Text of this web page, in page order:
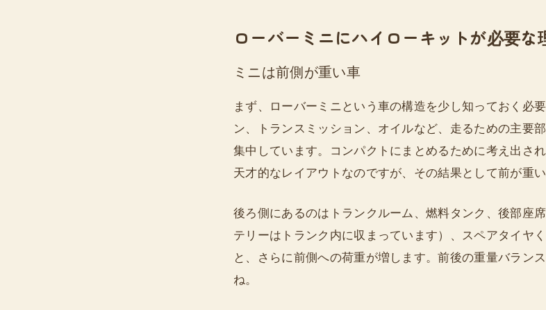
ローバーミニにハイローキットが必要な
ミニは前側が重い車
まず、ローバーミニという車の構造を少し知っておく必
ン、トランスミッション、オイルなど、走るための主要
集中しています。コンパクトにまとめるために考え出さ
天才的なレイアウトなのですが、その結果として前が重
後ろ側にあるのはトランクルーム、燃料タンク、後部座
テリーはトランク内に収まっています）、スペアタイヤ
と、さらに前側への荷重が増します。前後の重量バラン
ね。